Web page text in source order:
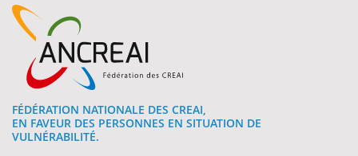
FÉDÉRATION NATIONALE DES CREAI,
EN FAVEUR DES PERSONNES EN SITUATION DE
VULNÉRABILITÉ.